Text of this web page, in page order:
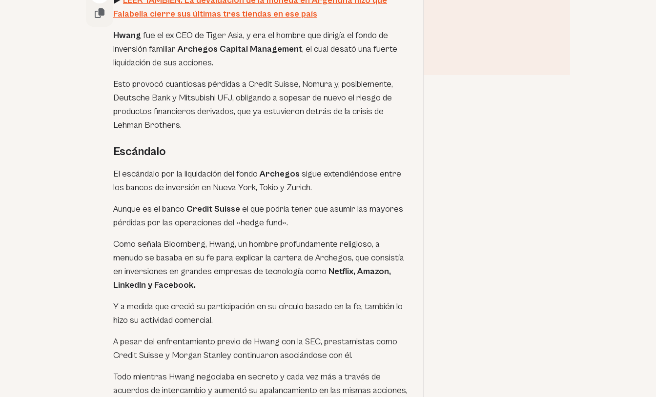
Falabella cierre sus últimas tres tiendas en ese país
Hwang fue el ex CEO de Tiger Asia, y era el hombre que dirigía el fondo de
inversión familiarArchegos Capital Management, el cual desató una fuerte
liquidación de sus acciones.
Esto provocó cuantiosas pérdidas a Credit Suisse, Nomura y, posiblemente,
Deutsche Bank y Mitsubishi UFJ, obligando a sopesar de nuevo el riesgo de
productos financieros derivados, que ya estuvieron detrás de la crisis de
Lehman Brothers.
Escándalo
El escándalo por la liquidación del fondoArchegos sigue extendiéndose entre
los bancos de inversión en Nueva York, Tokio y Zurich.
Aunque es el banco Credit Suisse el que podría tener que asumir las mayores
pérdidas por las operaciones del «hedge fund».
Como señala Bloomberg, Hwang, un hombre profundamente religioso, a
menudo se basaba en su fe para explicar la cartera de Archegos, que consistía
en inversiones en grandes empresas de tecnología como Netflix, Amazon,
LinkedIn y Facebook.
Y a medida que creció su participación en su círculo basado en la fe, también lo
hizo su actividad comercial.
A pesar del enfrentamiento previo de Hwang con la SEC, prestamistas como
Credit Suisse y Morgan Stanley continuaron asociándose con él.
Todo mientras Hwang negociaba en secreto y cada vez más a través de
acuerdos de intercambio y aumentó su apalancamiento en las mismas acciones,